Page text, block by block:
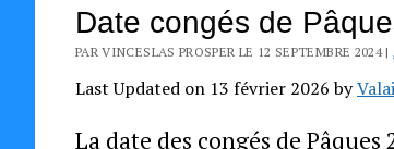
Date congés de
PAR VINCESLAS PROSPER LE 12 SEPTEMBRE 2024 |
Last Updated on 13 février 2026 by
La date des congés de